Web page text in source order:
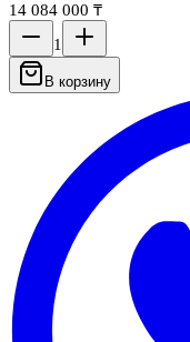
14 084 000 ₸
1
В корзину